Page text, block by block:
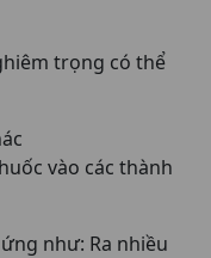
trọng có thể
vào các thành
như: Ra nhiều